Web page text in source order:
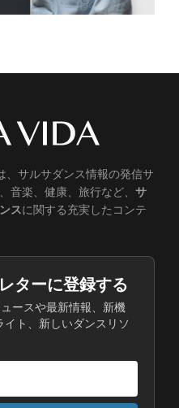
、サルサダンス情報の発信サ
音楽、健康、旅行など、 サ
スに関する充実したコンテ
ターに登録する
ースや最新情報、新機
ト、新しいダンスリソ